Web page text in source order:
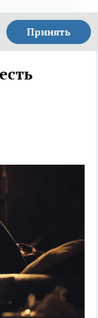
Принять